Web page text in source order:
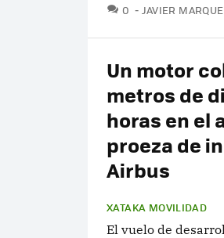
0 COMENTARIOS
JAVIER
Un motor
metros de
horas en el
proeza de
Airbus
XATAKA MOVILIDAD
El vuelo de